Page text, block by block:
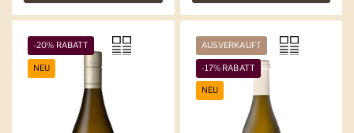
-20% RABATT
NEU
AUSVERKAUFT
-17% RABATT
NEU